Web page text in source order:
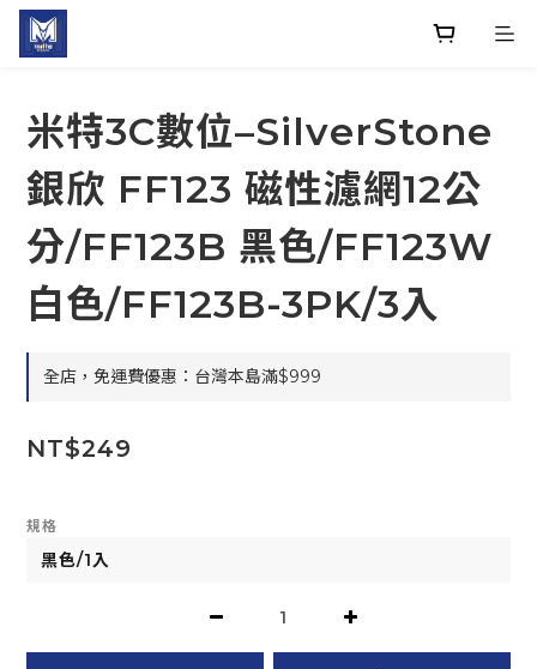
米特3C數位–SilverStone
銀欣 FF123 磁性濾網12公
分/FF123B 黑色/FF123W
白色/FF123B-3PK/3入
全店，免運費優惠：台灣本島滿$999
NT$249
規格